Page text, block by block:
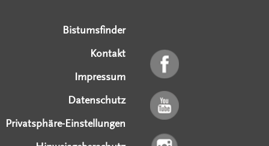
Bistumsfinder
Kontakt
Impressum
Datenschutz
Privatsphäre-Einstellungen